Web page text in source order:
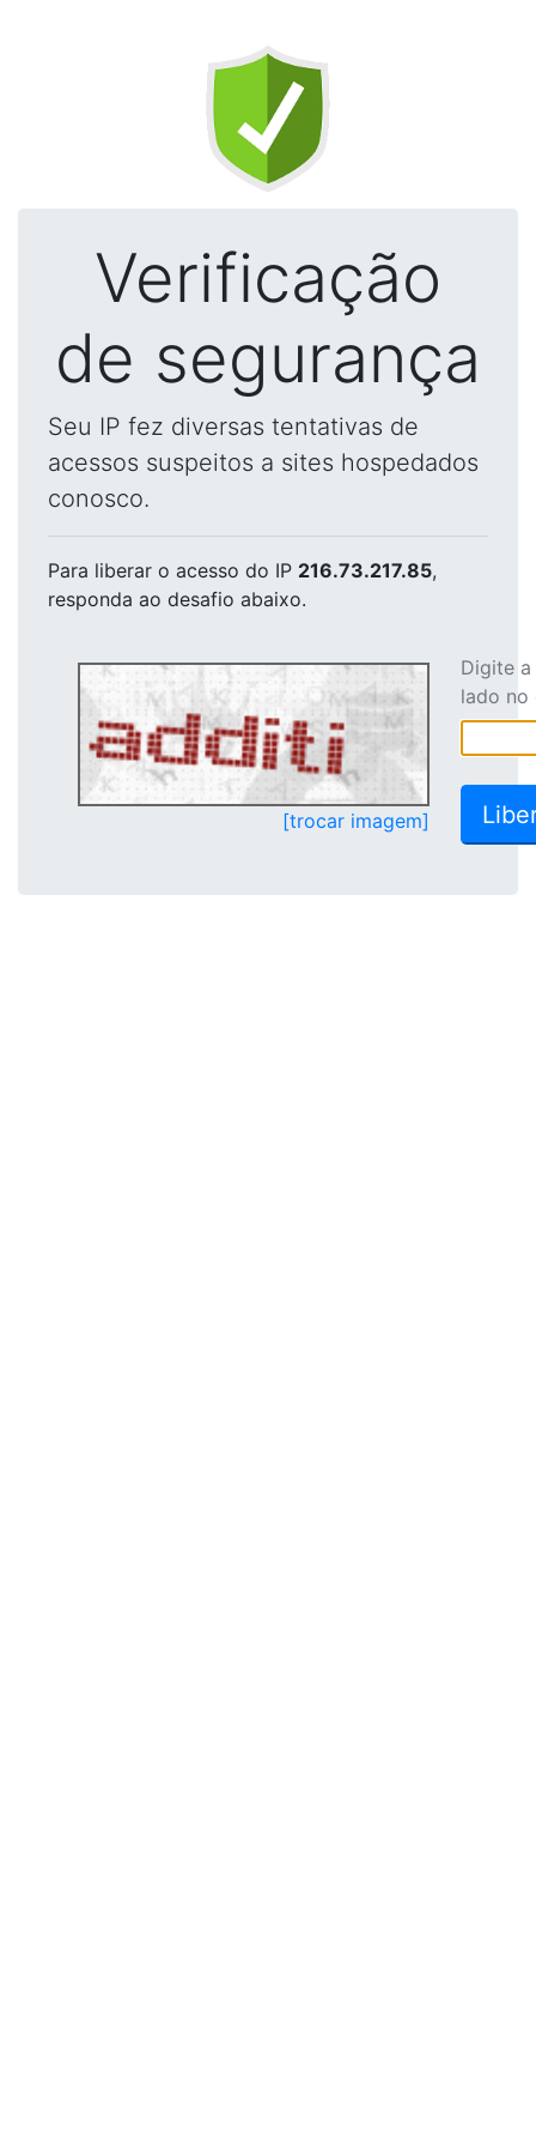
Verificação
de segurança
Seu IP fez diversas tentativas de
acessos suspeitos a sites hospedados
conosco.
Para liberar o acesso do IP 216.73.217.85,
responda ao desafio abaixo.
[trocar imagem]
Digite
lado no